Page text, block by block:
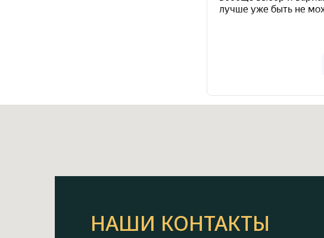
НАШИ КОНТАКТЫ